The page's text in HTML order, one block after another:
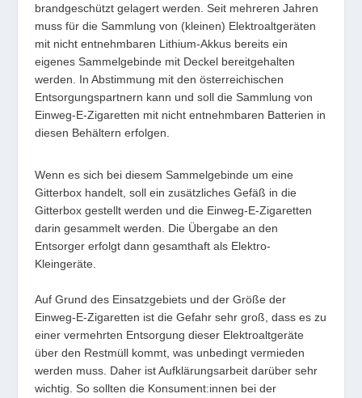
brandgeschützt gelagert werden. Seit mehreren Jahren
muss für die Sammlung von (kleinen) Elektroaltgeräten
mit nicht entnehmbaren Lithium-Akkus bereits ein
eigenes Sammelgebinde mit Deckel bereitgehalten
werden. In Abstimmung mit den österreichischen
Entsorgungspartnern kann und soll die Sammlung von
Einweg-E-Zigaretten mit nicht entnehmbaren Batterien in
diesen Behältern erfolgen.
Wenn es sich bei diesem Sammelgebinde um eine
Gitterbox handelt, soll ein zusätzliches Gefäß in die
Gitterbox gestellt werden und die Einweg-E-Zigaretten
darin gesammelt werden. Die Übergabe an den
Entsorger erfolgt dann gesamthaft als Elektro-
Kleingeräte.
Auf Grund des Einsatzgebiets und der Größe der
Einweg-E-Zigaretten ist die Gefahr sehr groß, dass es zu
einer vermehrten Entsorgung dieser Elektroaltgeräte
über den Restmüll kommt, was unbedingt vermieden
werden muss. Daher ist Aufklärungsarbeit darüber sehr
wichtig. So sollten die Konsument:innen bei der